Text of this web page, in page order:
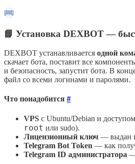
📘 Установка DEXBOT —
DEXBOT устанавливается одной
скачает бота, поставит все
и безопасность, запустит бота. В
файл со всеми логинами и паролями.
Что понадобится #
VPS с Ubuntu/Debian и
root или sudo).
Лицензионный ключ — выдан
Telegram Bot Token — как
Telegram ID администратора —